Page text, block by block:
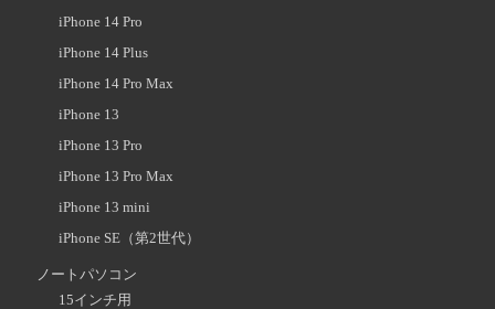
iPhone 14 Pro
iPhone 14 Plus
iPhone 14 Pro Max
iPhone 13
iPhone 13 Pro
iPhone 13 Pro Max
iPhone 13 mini
iPhone SE（第2世代）
ノートパソコン
15インチ用